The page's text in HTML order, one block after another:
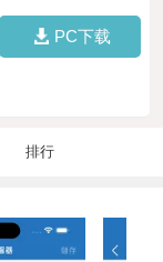
PC下载
排行